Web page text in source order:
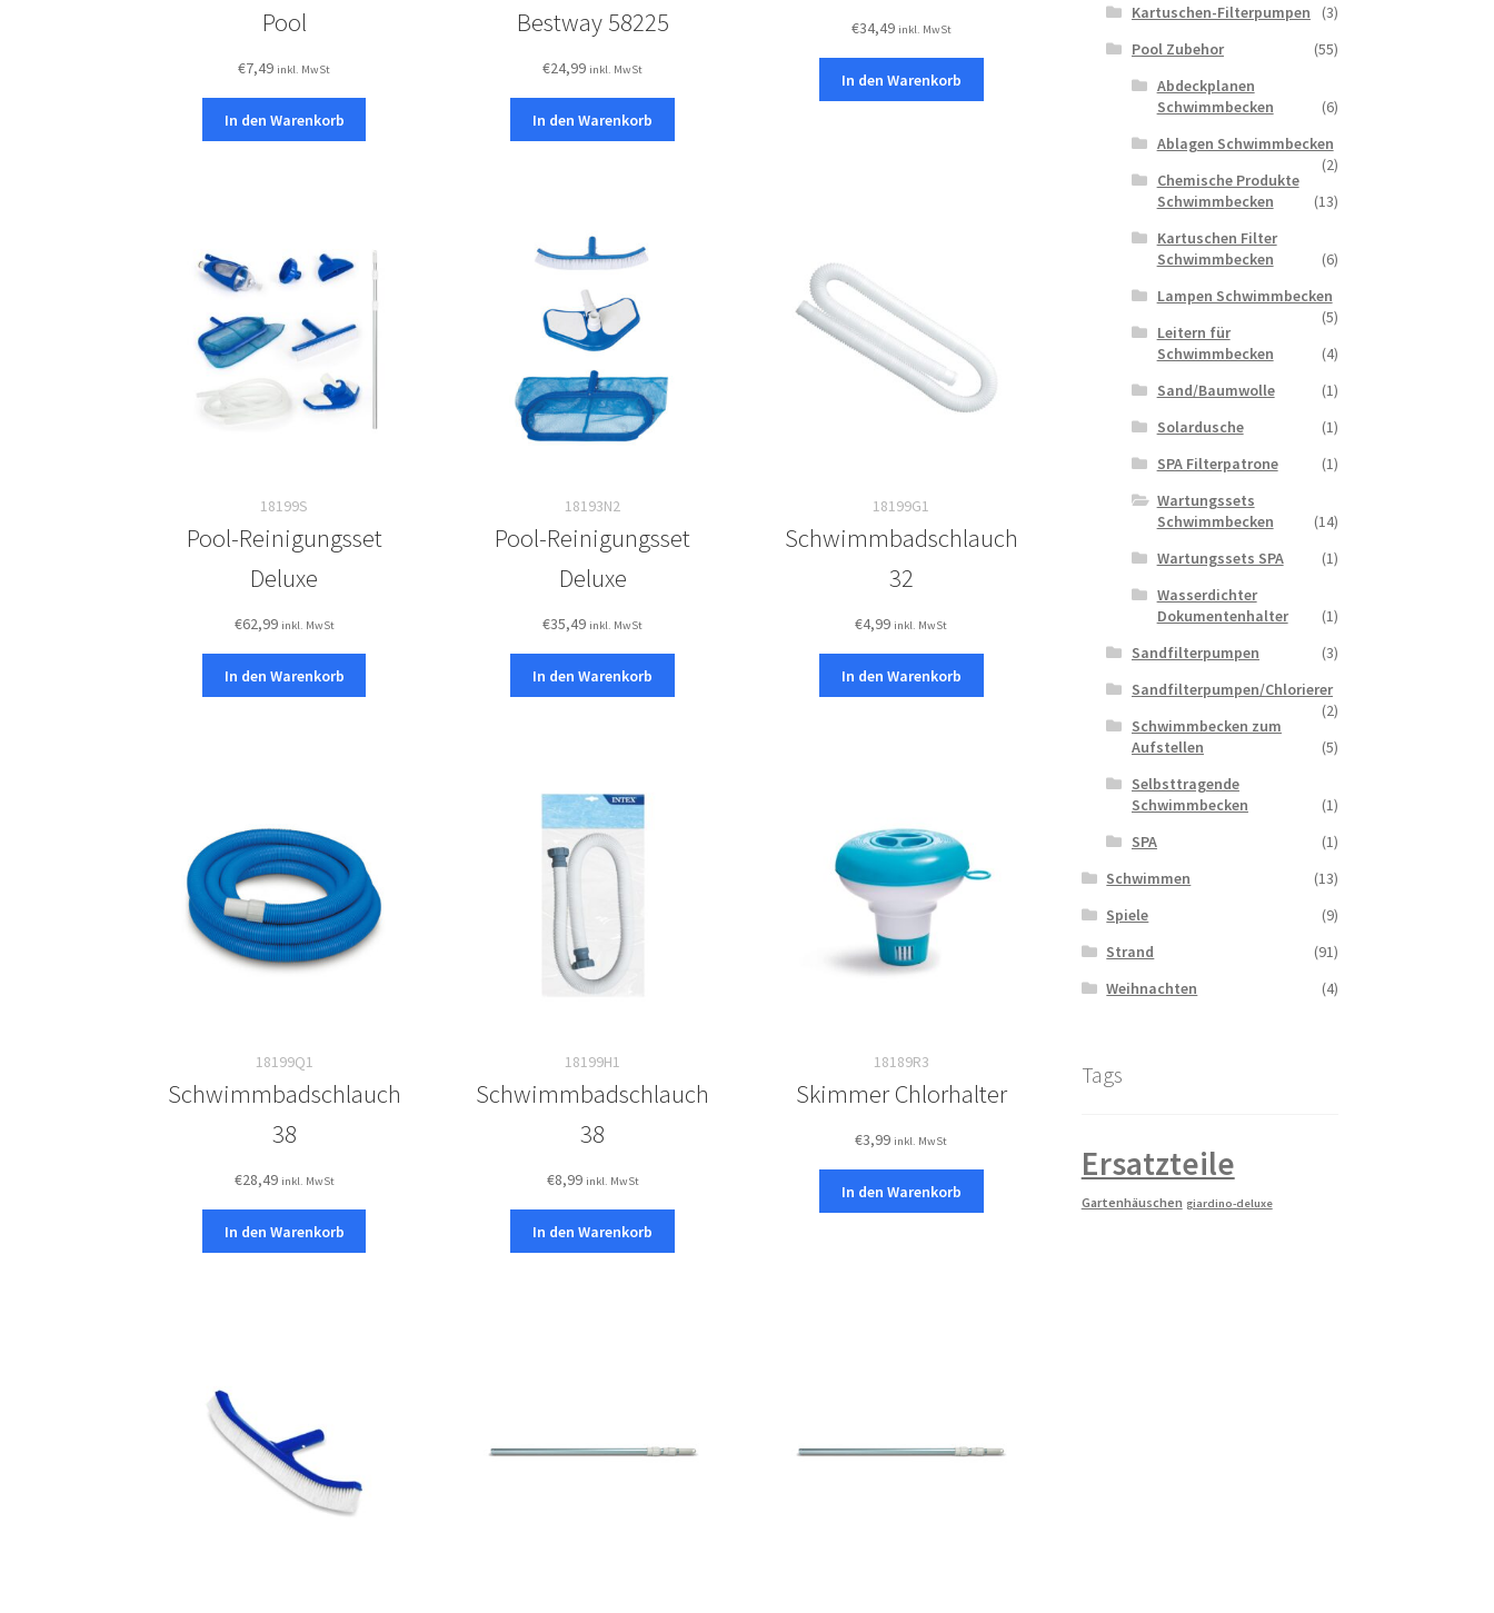
Pool
€7,49 inkl. MwSt
In den Warenkorb
Bestway 58225
€24,99 inkl. MwSt
In den Warenkorb
€34,49 inkl. MwSt
In den Warenkorb
18199S
Pool-Reinigungsset
Deluxe
€62,99 inkl. MwSt
In den Warenkorb
18193N2
Pool-Reinigungsset
Deluxe
€35,49 inkl. MwSt
In den Warenkorb
18199G1
Schwimmbadschlauch
32
€4,99 inkl. MwSt
In den Warenkorb
18199Q1
Schwimmbadschlauch
38
€28,49 inkl. MwSt
In den Warenkorb
18199H1
Schwimmbadschlauch
38
€8,99 inkl. MwSt
In den Warenkorb
18189R3
Skimmer Chlorhalter
€3,99 inkl. MwSt
In den Warenkorb
Kartuschen-Filterpumpen
(3)
Pool Zubehor
(55)
Abdeckplanen
Schwimmbecken
(6)
Ablagen Schwimmbecken
(2)
Chemische Produkte
Schwimmbecken
(13)
Kartuschen Filter
Schwimmbecken
(6)
Lampen Schwimmbecken
(5)
Leitern für
Schwimmbecken
(4)
Sand/Baumwolle
(1)
Solardusche
(1)
SPA Filterpatrone
(1)
Wartungssets
Schwimmbecken
(14)
Wartungssets SPA
(1)
Wasserdichter
Dokumentenhalter
(1)
Sandfilterpumpen
(3)
Sandfilterpumpen/Chlorierer
(2)
Schwimmbecken zum
Aufstellen
(5)
Selbsttragende
Schwimmbecken
(1)
SPA
(1)
Schwimmen
(13)
Spiele
(9)
Strand
(91)
Weihnachten
(4)
Tags
Ersatzteile
Gartenhäuschen giardino-deluxe